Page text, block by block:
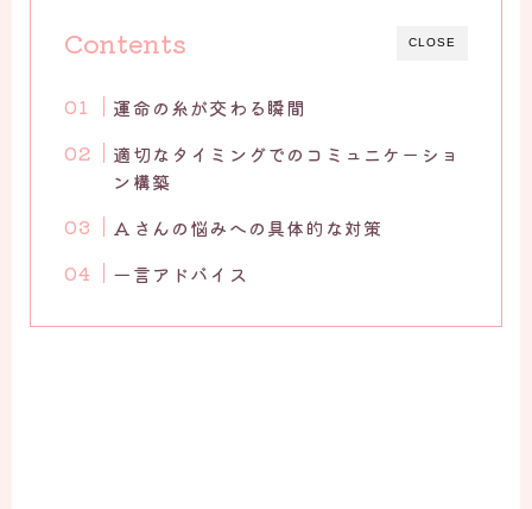
CLOSE
Contents
運命の糸が交わる瞬間
適切なタイミングでのコミュニケーショ
ン構築
Aさんの悩みへの具体的な対策
一言アドバイス